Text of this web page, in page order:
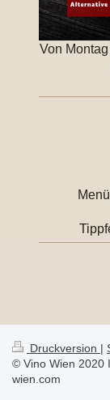
Von
Druckversion |
© Vino Wien 2020
wien.com